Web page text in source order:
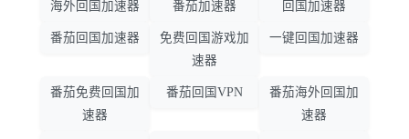
海外回国加速器 番茄加速器 回国加速器
番茄回国加速器
免费回国游戏加
速器
一键回国加速器
番茄免费回国加
速器
番茄回国VPN
番茄海外回国加
速器